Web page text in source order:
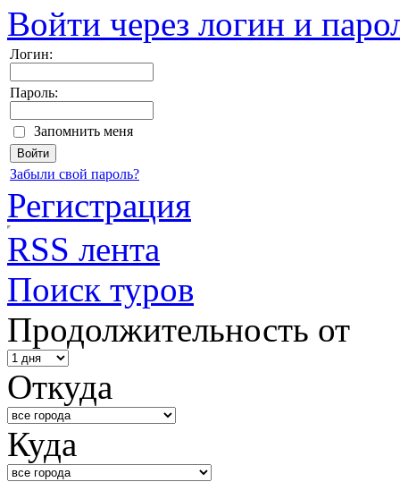
Войти через логин и
Логин:
Пароль:
Запомнить меня
Забыли свой пароль?
Регистрация
RSS лента
Поиск туров
Продолжительность от
Откуда
Куда